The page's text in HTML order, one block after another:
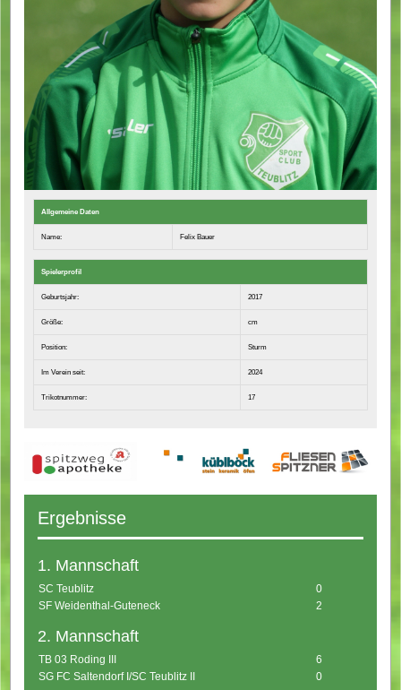
Allgemeine Daten
Name: Felix Bauer
Spielerprofil
Geburtsjahr: 2017
Größe: cm
Position: Sturm
Im Verein seit: 2024
Trikotnummer: 17
Ergebnisse
1. Mannschaft
SC Teublitz
0
SF Weidenthal-Guteneck
2
2. Mannschaft
TB 03 Roding III
6
SG FC Saltendorf I/SC Teublitz II
0